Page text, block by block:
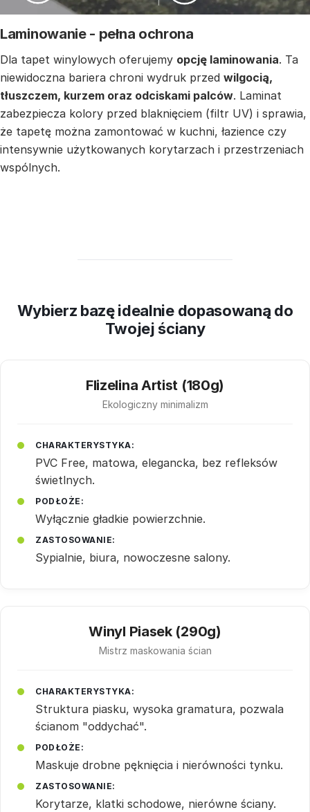
Laminowanie - pełna ochrona
Dla tapet winylowych oferujemy opcję laminowania. Ta
niewidoczna bariera chroni wydruk przed wilgocią,
tłuszczem, kurzem oraz odciskami palców. Laminat
zabezpiecza kolory przed blaknięciem (filtr UV) i sprawia,
że tapetę można zamontować w kuchni, łazience czy
intensywnie użytkowanych korytarzach i przestrzeniach
wspólnych.
Wybierz bazę idealnie dopasowaną do
Twojej ściany
Flizelina Artist (180g)
Ekologiczny minimalizm
CHARAKTERYSTYKA:
PVC Free, matowa, elegancka, bez refleksów
świetlnych.
PODŁOŻE:
Wyłącznie gładkie powierzchnie.
ZASTOSOWANIE:
Sypialnie, biura, nowoczesne salony.
Winyl Piasek (290g)
Mistrz maskowania ścian
CHARAKTERYSTYKA:
Struktura piasku, wysoka gramatura, pozwala
ścianom "oddychać".
PODŁOŻE:
Maskuje drobne pęknięcia i nierówności tynku.
ZASTOSOWANIE:
Korytarze, klatki schodowe, nierówne ściany.